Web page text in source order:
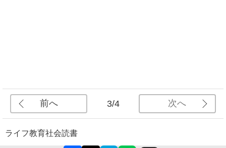
前へ 3/4 次へ
ライフ教育社会読書